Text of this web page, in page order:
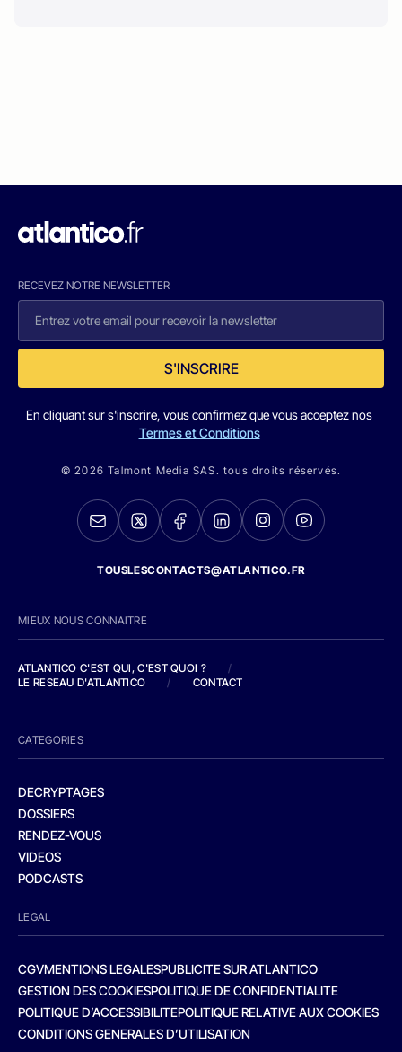
RECEVEZ NOTRE NEWSLETTER
S'INSCRIRE
En cliquant sur s'inscrire, vous confirmez que vous acceptez nos
Termes et Conditions
© 2026 Talmont Media SAS. tous droits réservés.
TOUSLESCONTACTS@ATLANTICO.FR
MIEUX NOUS CONNAITRE
ATLANTICO C'EST QUI, C'EST QUOI ?
/
LE RESEAU D'ATLANTICO
/ CONTACT
CATEGORIES
DECRYPTAGES
DOSSIERS
RENDEZ-VOUS
VIDEOS
PODCASTS
LEGAL
CGVMENTIONS LEGALESPUBLICITE SUR ATLANTICO
GESTION DES COOKIESPOLITIQUE DE CONFIDENTIALITE
POLITIQUE D’ACCESSIBILITEPOLITIQUE RELATIVE AUX COOKIES
CONDITIONS GENERALES D’UTILISATION